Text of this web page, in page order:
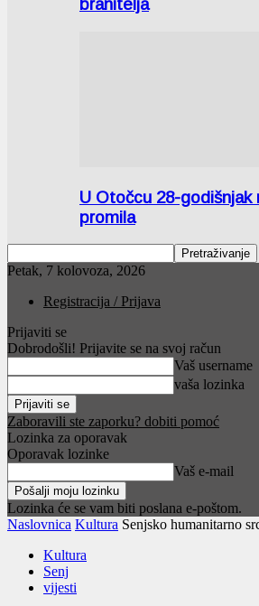
branitelja
U Otočcu 28-godišnjak
promila
Petak, 7 kolovoza, 2026
Registracija / Prijava
Prijaviti se
Dobrodošli! Prijavite se na svoj račun
Vaš username
vaša lozinka
Zaboravili ste zaporku? dobiti pomoć
Lozinka za oporavak
Oporavak lozinke
Vaš e-mail
Lozinka će se vam biti poslana e-poštom.
Naslovnica Kultura Senjsko humanitarno
Kultura
Senj
vijesti